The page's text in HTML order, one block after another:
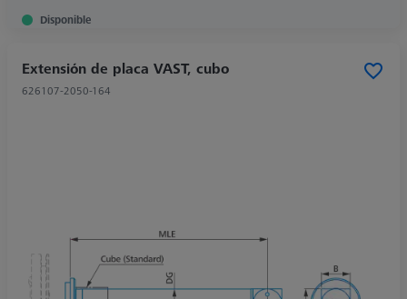
Disponible
Extensión de placa VAST, cubo
626107-2050-164